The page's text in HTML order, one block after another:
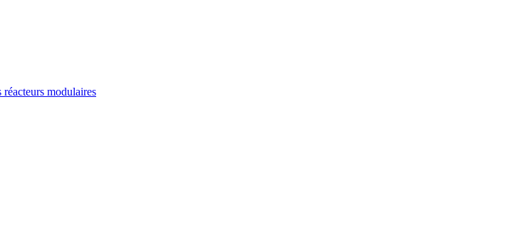
modulaires